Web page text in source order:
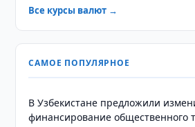
Все курсы валют →
САМОЕ ПОПУЛЯРНОЕ
В Узбекистане предложили
финансирование общественного